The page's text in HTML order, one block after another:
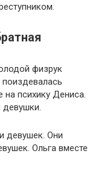
физрук
на психику Дениса.
девушки.
девушек. Они
Ольга вместе